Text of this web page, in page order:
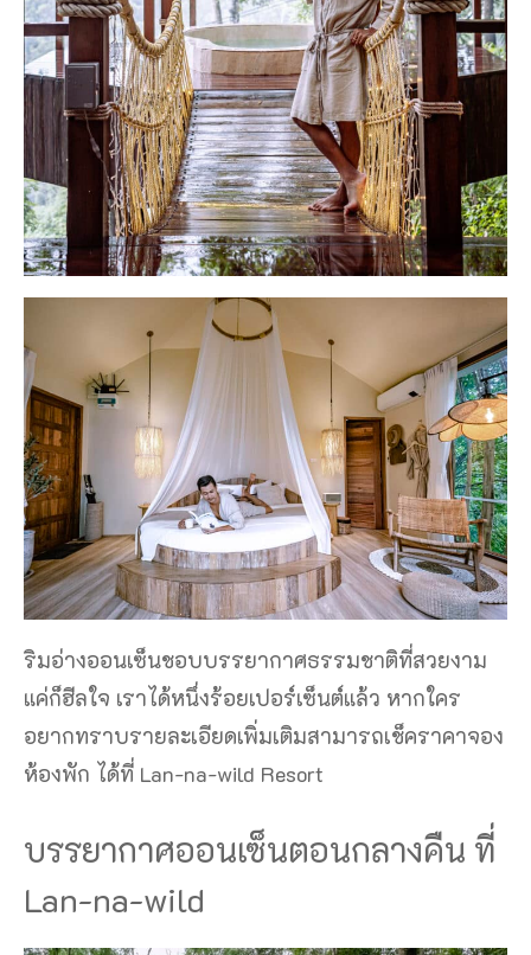
ริมอ่างออนเซ็นชอบบรรยากาศธรรมชาติที่สวยงาม
แค่ก็ฮีลใจ เราได้หนึ่งร้อยเปอร์เซ็นต์แล้ว หากใคร
อยากทราบรายละเอียดเพิ่มเติมสามารถเช็คราคาจอง
ห้องพัก ได้ที่ Lan-na-wild Resort
บรรยากาศออนเซ็นตอนกลางคืน ที่
Lan-na-wild